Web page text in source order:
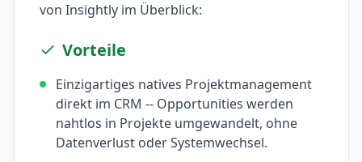
von Insightly im Überblick:
Vorteile
Einzigartiges natives Projektmanagement
direkt im CRM -- Opportunities werden
nahtlos in Projekte umgewandelt, ohne
Datenverlust oder Systemwechsel.